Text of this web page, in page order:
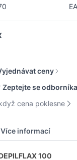
ceny
Zeptejte se odborníka
cena poklesne
Více informací
100